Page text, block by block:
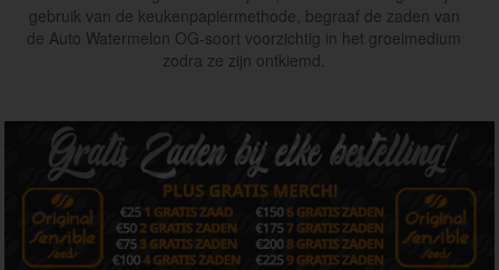
gebruik van de keukenpapiermethode, begraaf de zaden van
de Auto Watermelon OG-soort voorzichtig in het groeimedium
zodra ze zijn ontkiemd.